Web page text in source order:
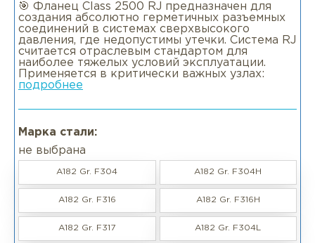
🎯 Фланец Class 2500 RJ предназначен для
создания абсолютно герметичных разъемных
соединений в системах сверхвысокого
давления, где недопустимы утечки. Система RJ
считается отраслевым стандартом для
наиболее тяжелых условий эксплуатации.
Применяется в критически важных узлах:
подробнее
Марка стали:
не выбрана
A182 Gr. F304 A182 Gr. F304H
A182 Gr. F316 A182 Gr. F316H
A182 Gr. F317 A182 Gr. F304L